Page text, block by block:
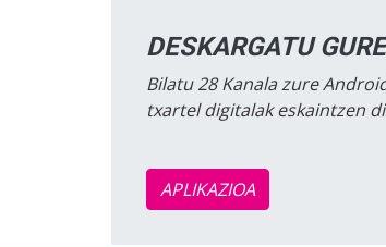
DESKARGATU
Bilatu 28 Kanala zure
txartel digitalak eskaintzen
APLIKAZIOA